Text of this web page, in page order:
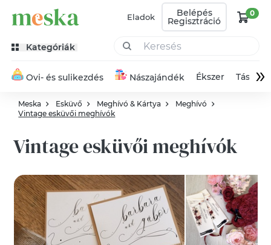
Eladok Belépés
Regisztráció
0
Kategóriák
Ovi- és sulikezdés Nászajándék Ékszer Táska»
Meska Esküvő Meghívó & Kártya
Meghívó
Vintage esküvői meghívók
Vintage esküvői meghívók